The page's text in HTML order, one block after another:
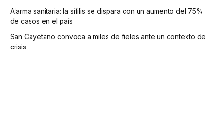
Alarma sanitaria: la sífilis se dispara con un aumento del 75%
de casos en el país
San Cayetano convoca a miles de fieles ante un contexto de
crisis